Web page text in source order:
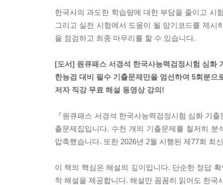
한국사의 과도한 학습량에 대한 부담을 줄이고 시
그리고 실전 시험에서 도움이 될 암기코드를 제시
을 점검하고 최종 마무리를 할 수 있습니다.
[도서] 원큐패스 서경석 한국사능력검정시험 심화
한능검 대비 필수 기출문제만을 엄선하여 5회분으
저자 직강 무료 해설 동영상 강의!
『원큐패스 서경석 한국사능력검정시험 심화 기
출문제집입니다. 수천 개의 기출문제를 철저히
압축했습니다. 또한 2026년 2월 시행된 제77회 최
이 책의 핵심은 해설의 깊이입니다. 단순한 정답
착 해설을 제공합니다. 해설만 꼼꼼히 읽어도 한